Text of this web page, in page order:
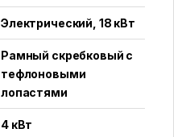
Электрический, 18 кВт
Рамный скребковый с
тефлоновыми
лопастями
4 кВт